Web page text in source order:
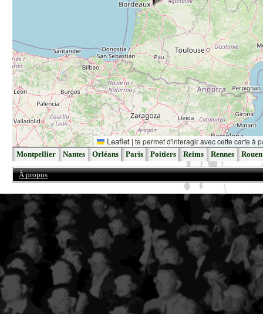
Leaflet | te permet d'interagir avec cette carte à
Montpellier Nantes Orléans Paris Poitiers Reims Rennes Rouen
À propos